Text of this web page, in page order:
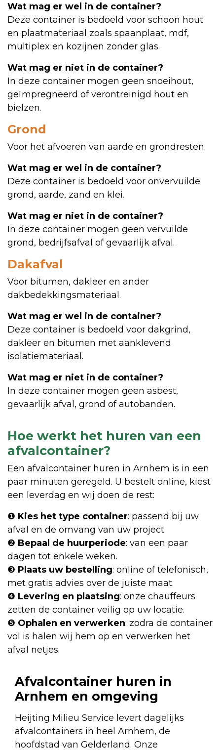
Wat mag er wel in de container?
Deze container is bedoeld voor schoon hout
en plaatmateriaal zoals spaanplaat, mdf,
multiplex en kozijnen zonder glas.
Wat mag er niet in de container?
In deze container mogen geen snoeihout,
geïmpregneerd of verontreinigd hout en
bielzen.
Grond
Voor het afvoeren van aarde en grondresten.
Wat mag er wel in de container?
Deze container is bedoeld voor onvervuilde
grond, aarde, zand en klei.
Wat mag er niet in de container?
In deze container mogen geen vervuilde
grond, bedrijfsafval of gevaarlijk afval.
Dakafval
Voor bitumen, dakleer en ander
dakbedekkingsmateriaal.
Wat mag er wel in de container?
Deze container is bedoeld voor dakgrind,
dakleer en bitumen met aanklevend
isolatiemateriaal.
Wat mag er niet in de container?
In deze container mogen geen asbest,
gevaarlijk afval, grond of autobanden.
Hoe werkt het huren van een
afvalcontainer?
Een afvalcontainer huren in Arnhem is in een
paar minuten geregeld. U bestelt online, kiest
een leverdag en wij doen de rest:
❶ Kies het type container: passend bij uw
afval en de omvang van uw project.
❷ Bepaal de huurperiode: van een paar
dagen tot enkele weken.
❸ Plaats uw bestelling: online of telefonisch,
met gratis advies over de juiste maat.
❹ Levering en plaatsing: onze chauffeurs
zetten de container veilig op uw locatie.
❺ Ophalen en verwerken: zodra de container
vol is halen wij hem op en verwerken het
afval netjes.
Afvalcontainer huren in
Arnhem en omgeving
Heijting Milieu Service levert dagelijks
afvalcontainers in heel Arnhem, de
hoofdstad van Gelderland. Onze